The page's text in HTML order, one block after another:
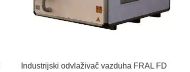
Industrijski odvlaživač vazduha FRAL FD